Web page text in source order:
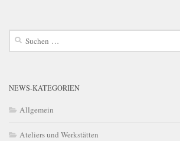
Suchen
NEWS-KATEGORIEN
Allgemein
Ateliers und Werkstätten